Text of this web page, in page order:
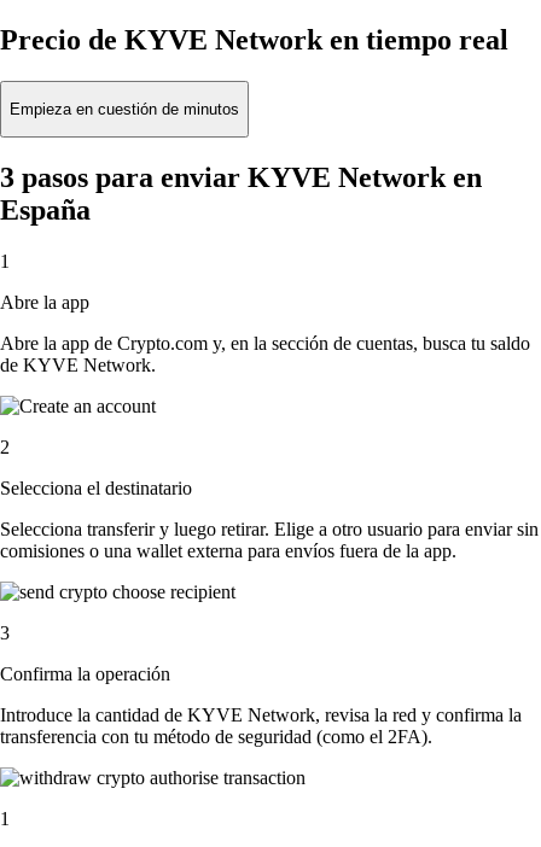
Precio de KYVE Network en tiempo real
Empieza en cuestión de minutos
3 pasos para enviar KYVE Network en
España
1
Abre la app
Abre la app de Crypto.com y, en la sección de cuentas, busca tu saldo
de KYVE Network.
2
Selecciona el destinatario
Selecciona transferir y luego retirar. Elige a otro usuario para enviar sin
comisiones o una wallet externa para envíos fuera de la app.
3
Confirma la operación
Introduce la cantidad de KYVE Network, revisa la red y confirma la
transferencia con tu método de seguridad (como el 2FA).
1